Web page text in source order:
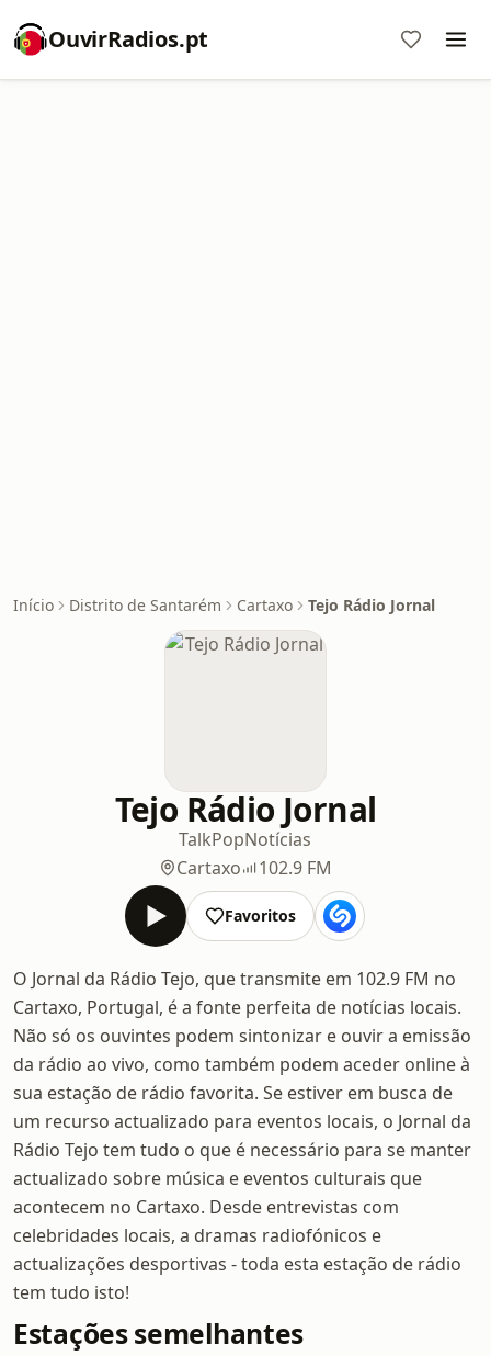
OuvirRadios.pt
Início Distrito de Santarém Cartaxo Tejo Rádio Jornal
Tejo Rádio Jornal
TalkPopNotícias
Cartaxo
102.9 FM
Favoritos
O Jornal da Rádio Tejo, que transmite em 102.9 FM no
Cartaxo, Portugal, é a fonte perfeita de notícias locais.
Não só os ouvintes podem sintonizar e ouvir a emissão
da rádio ao vivo, como também podem aceder online à
sua estação de rádio favorita. Se estiver em busca de
um recurso actualizado para eventos locais, o Jornal da
Rádio Tejo tem tudo o que é necessário para se manter
actualizado sobre música e eventos culturais que
acontecem no Cartaxo. Desde entrevistas com
celebridades locais, a dramas radiofónicos e
actualizações desportivas - toda esta estação de rádio
tem tudo isto!
Estações semelhantes